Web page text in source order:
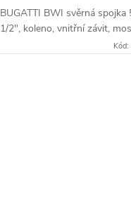
BUGATTI BWI svěrná spojka
1/2", koleno, vnitřní závit,
Kód: